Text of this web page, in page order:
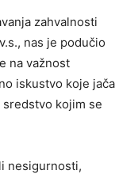
zahvalnosti
nas je podučio
na važnost
iskustvo koje jača
kojim se
nesigurnosti,